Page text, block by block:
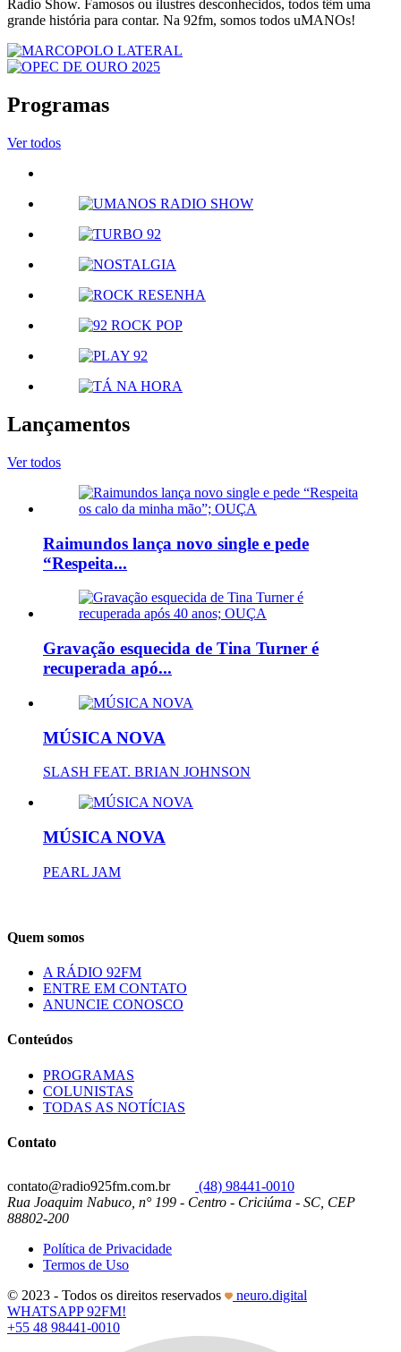
Radio Show. Famosos ou ilustres desconhecidos, todos têm uma
grande história para contar. Na 92fm, somos todos uMANOs!
Programas
Ver todos
Lançamentos
Ver todos
Raimundos lança novo single e pede
“Respeita...
Gravação esquecida de Tina Turner é
recuperada apó...
MÚSICA NOVA
SLASH FEAT. BRIAN JOHNSON
MÚSICA NOVA
PEARL JAM
Quem somos
A RÁDIO 92FM
ENTRE EM CONTATO
ANUNCIE CONOSCO
Conteúdos
PROGRAMAS
COLUNISTAS
TODAS AS NOTÍCIAS
Contato
contato@radio925fm.com.br
(48) 98441-0010
Rua Joaquim Nabuco, n° 199 - Centro - Criciúma - SC, CEP
88802-200
Política de Privacidade
Termos de Uso
© 2023 - Todos os direitos reservados
neuro.digital
WHATSAPP 92FM!
+55 48 98441-0010